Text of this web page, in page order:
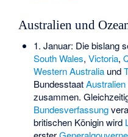
Australien und
1. Januar: Die bislang
South Wales, Victoria,
Western Australiaund
BundesstaatAustralien
zusammen.
Bundesverfassung
britischen Königin wird